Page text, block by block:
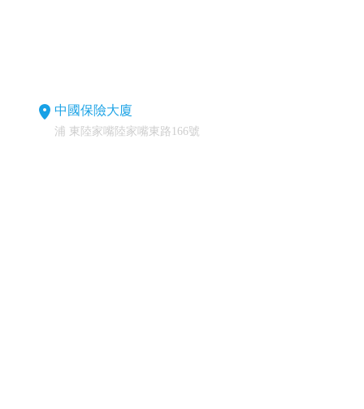
中國保險大廈
浦 東陸家嘴陸家嘴東路166號